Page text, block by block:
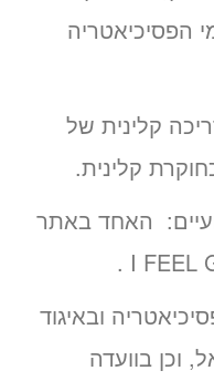
הפסיכיאטריה
כמדריכה קלינית של
קלינית.
מקצועיים: האחד באתר
ובאיגוד
וכן בוועדה